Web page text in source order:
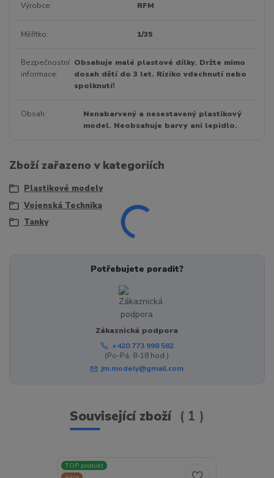
Výrobce RFM
Měřítko 1/35
Bezpečnostní
informace
Obsahuje malé plastové dílky. Držte mimo
dosah dětí do 3 let. Riziko vdechnutí nebo
spolknutí!
Obsah
Nenabarvený a nesestavený plastikový
model. Neobsahuje barvy ani lepidlo.
Zboží zařazeno v kategoriích
Plastikové modely
Vojenská Technika
Tanky
Potřebujete poradit?
Zákaznická podpora
+420 773 998 582
(Po-Pá, 8-18 hod.)
jm.modely@gmail.com
Související zboží 1
TOP produkt